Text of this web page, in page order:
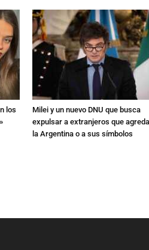
los
Milei y un nuevo DNU que busca
expulsar a extranjeros que
la Argentina o a sus símbolos